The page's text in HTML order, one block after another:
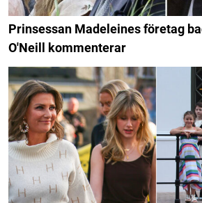
Prinsessan Madeleines företag
O'Neill kommenterar